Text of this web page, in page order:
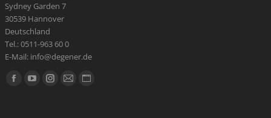
Sydney Garden 7
30539 Hannover
Deutschland
Tel.: 0511-963 60 0
E-Mail: info@degener.de
Finden Sie uns auf:
FacebookYouTubeInstagram
E-
Website